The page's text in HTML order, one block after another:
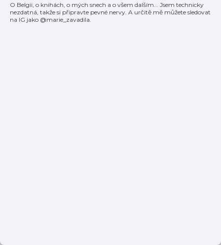
O Belgii, o knihách, o mých snech a o všem dalším... Jsem technicky
nezdatná, takže si připravte pevné nervy. A určitě mě můžete sledovat
na IG jako @marie_zavadila.